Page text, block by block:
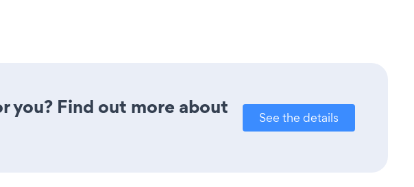
you? Find out more about
See the details